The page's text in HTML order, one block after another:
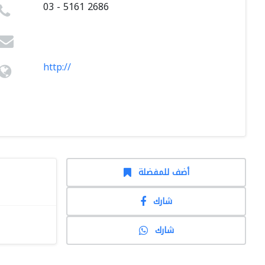
03 - 5161 2686
http://
أضف للمفضلة
شارك
شارك